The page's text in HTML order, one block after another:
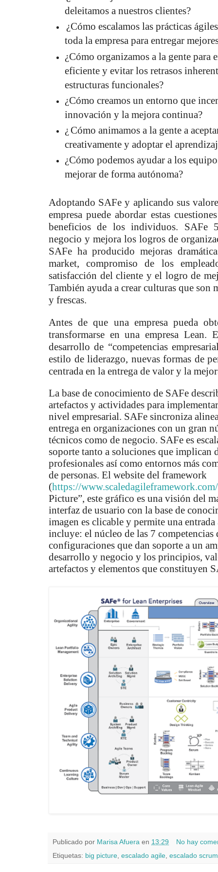
deleitamos a nuestros clientes?
¿Cómo escalamos las prácticas
toda la empresa para entregar
¿Cómo organizamos a la gente para
eficiente y evitar los retrasos
estructuras funcionales?
¿Cómo creamos un entorno que
innovación y la mejora continua?
¿ Cómo animamos a la gente a
creativamente y adoptar el
¿Cómo podemos ayudar a los
mejorar de forma autónoma?
Adoptando SAFe y aplicando sus
empresa puede abordar estas
beneficios de los individuos. SAFe
negocio y mejora los logros de
SAFe ha producido mejoras
market, compromiso de los
satisfacción del cliente y el logro de
También ayuda a crear culturas que son
y frescas.
Antes de que una empresa pueda
transformarse en una empresa Lean.
desarrollo de “competencias
estilo de liderazgo, nuevas formas de
centrada en la entrega de valor y la
La base de conocimiento de SAFe
artefactos y actividades para
nivel empresarial. SAFe sincroniza
entrega en organizaciones con un gran
técnicos como de negocio. SAFe es
soporte tanto a soluciones que implican
profesionales así como entornos más
de personas. El website del framework
(https://www.scaledagileframework.com/
Picture”, este gráfico es una visión del
interfaz de usuario con la base de
imagen es clicable y permite una
incluye: el núcleo de las 7 competencias
configuraciones que dan soporte a un
desarrollo y negocio y los principios,
artefactos y elementos que constituyen
Publicado por Marisa Afuera en 13:29
No hay
Etiquetas: big picture escalado agile escalado scrum